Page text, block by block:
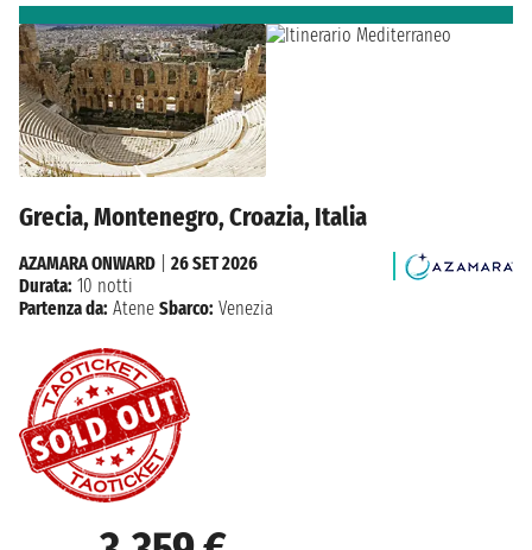
Grecia, Montenegro, Croazia, Italia
AZAMARA ONWARD
26 SET 2026
Durata: 10 notti
Partenza da: Atene Sbarco: Venezia